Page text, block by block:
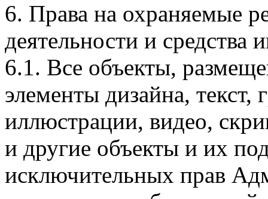
6. Права на охраняемые
деятельности и средства
6.1. Все объекты,
элементы дизайна, текст,
иллюстрации, видео,
и другие объекты и их
исключительных прав